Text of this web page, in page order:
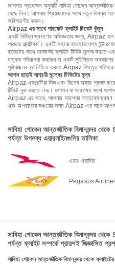
আপনার প্রয়োজন অনুযায়ী সাবিহা গোকেন
বেছে নিন। আপনার প্রিয়জনদের সাথে নতুন দিগন্ত
অবিস্মরণীয় করুন।
Airpaz এর সাথে পারফেক্ট ফ্লাইট টিকেট খুঁজুন
একটি নির্বিঘ্ন ভ্রমণের অভিজ্ঞতার জন্য, Airpaz হল
পাওয়ার প্ল্যাটফর্ম। একটি সহজে ব্যবহারযোগ্য
বাজেটের সাথে মানানসই ফ্লাইট টিকিট তুলনা করতে
যাত্রার পরিকল্পনা করছেন বা একটি সুচিন্তিত
সুবিধাজনক তা নিশ্চিত করতে Airpaz বিস্তৃত
আপস ছাড়াই সাশ্রয়ী মূল্যের টিকিটের মূল্য
Airpaz একচেটিয়া ডিল এবং বিশেষ অফার প্রদান
টিকিট বুক করতে দেয়। গুণমান বা আরামের সাথে
Airpaz এর সাথে, আপনার স্বপ্নের গন্তব্যে ভ্রমণ
এবং অপরাজেয় সঞ্চয়ের জন্য Airpaz-এর সাথে
সাবিহা গোকেন আন্তর্জাতিক
পর্যন্ত উপলব্ধ এয়ারলাইনগুলির তালিকা
এয়ার এরাবিয়া
Pegasus
সাবিহা গোকেন আন্তর্জাতিক
পর্যন্ত ফ্লাইট সম্পর্কে প্রায়শই জিজ্ঞাসিত
সাবিহা গোকেন আন্তর্জাতিক বিমানবন্দর থেকে